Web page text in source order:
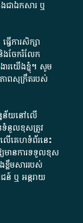
ជា​ឯកសារ​ ឬ​
ើការសិក្សា
ងចែករំលែក
ារយើងខ្ញុំ។ សូម
ាពសុក្រឹតរបស់
នន័យនៅលើ
ទំនួលខុសត្រូវ
ើគេហទំព័រនេះ
យមានការទទួលខុស​
ខ្លឹមសាររបស់
ន៍ ឬ អន្តរាយ